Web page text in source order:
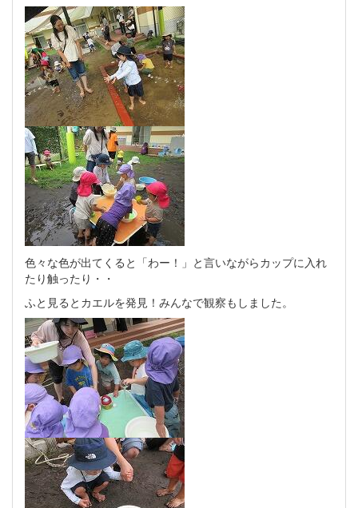
色々な色が出てくると「わー！」と言いながらカップに入れ
たり触ったり・・
ふと見るとカエルを発見！みんなで観察もしました。